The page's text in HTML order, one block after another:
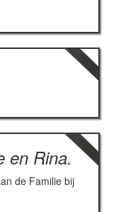
en Rina.
de Familie bij